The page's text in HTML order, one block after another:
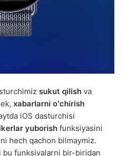
sukut qilish va
xabarlarni oʻchirish
iOS dasturchisi
yuborish funksiyasini
hech qachon bilmaymiz.
bu funksiyalarni bir-biridan